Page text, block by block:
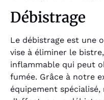
Débistrage
Le débistrage est une
vise à éliminer le
inflammable qui peut
fumée. Grâce à notre
équipement